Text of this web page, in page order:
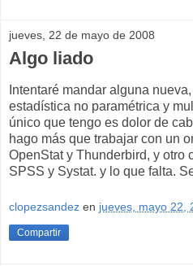
jueves, 22 de mayo de 2008
Algo liado
Intentaré mandar alguna
estadística no paramétrica y
único que tengo es dolor de
hago más que trabajar con un
OpenStat y Thunderbird, y otro
SPSS y Systat. y lo que falta.
clopezsandez en jueves, mayo 22,
Compartir